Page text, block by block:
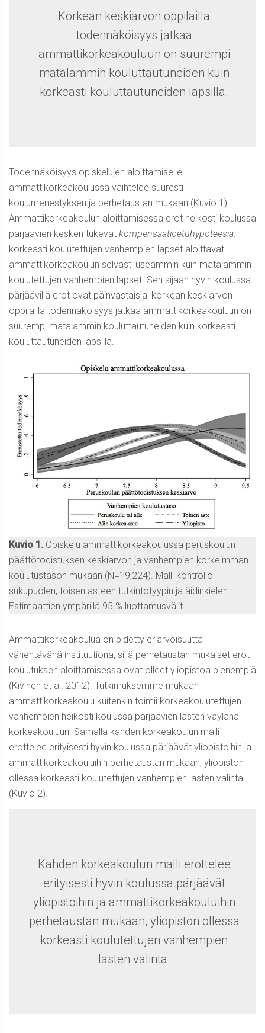
Korkean keskiarvon oppilailla
todennäköisyys jatkaa
ammattikorkeakouluun on suurempi
matalammin kouluttautuneiden kuin
korkeasti kouluttautuneiden lapsilla.
Todennäköisyys opiskelujen aloittamiselle
ammattikorkeakoulussa vaihtelee suuresti
koulumenestyksen ja perhetaustan mukaan (Kuvio 1).
Ammattikorkeakoulun aloittamisessa erot heikosti koulussa
pärjäävien kesken tukevat kompensaatioetuhypoteesia:
korkeasti koulutettujen vanhempien lapset aloittavat
ammattikorkeakoulun selvästi useammin kuin matalammin
koulutettujen vanhempien lapset. Sen sijaan hyvin koulussa
pärjäävillä erot ovat päinvastaisia: korkean keskiarvon
oppilailla todennäköisyys jatkaa ammattikorkeakouluun on
suurempi matalammin kouluttautuneiden kuin korkeasti
kouluttautuneiden lapsilla.
Kuvio 1. Opiskelu ammattikorkeakoulussa peruskoulun
päättötodistuksen keskiarvon ja vanhempien korkeimman
koulutustason mukaan (N=19,224). Malli kontrolloi
sukupuolen, toisen asteen tutkintotyypin ja äidinkielen.
Estimaattien ympärillä 95 % luottamusvälit.
Ammattikorkeakoulua on pidetty eriarvoisuutta
vähentävänä instituutiona, sillä perhetaustan mukaiset erot
koulutuksen aloittamisessa ovat olleet yliopistoa pienempiä
(Kivinen et al. 2012). Tutkimuksemme mukaan
ammattikorkeakoulu kuitenkin toimii korkeakoulutettujen
vanhempien heikosti koulussa pärjäävien lasten väylänä
korkeakouluun. Samalla kahden korkeakoulun malli
erottelee erityisesti hyvin koulussa pärjäävät yliopistoihin ja
ammattikorkeakouluihin perhetaustan mukaan, yliopiston
ollessa korkeasti koulutettujen vanhempien lasten valinta
(Kuvio 2).
Kahden korkeakoulun malli erottelee
erityisesti hyvin koulussa pärjäävät
yliopistoihin ja ammattikorkeakouluihin
perhetaustan mukaan, yliopiston ollessa
korkeasti koulutettujen vanhempien
lasten valinta.